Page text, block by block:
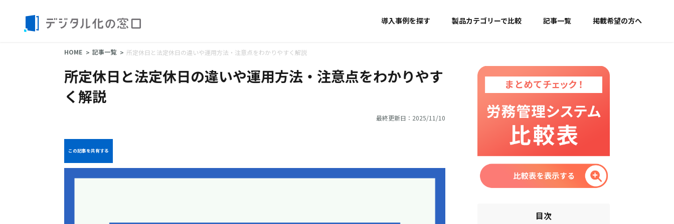
導入事例を探す 製品カテゴリーで比較 記事一覧 掲載希望の方へ
HOME 記事一覧 所定休日と法定休日の違いや運用方法・注意点をわかりやすく解説
所定休日と法定休日の違いや運用方法・注意点をわかりやす
く解説
最終更新日：2025/11/10
この記事を共有する
目次